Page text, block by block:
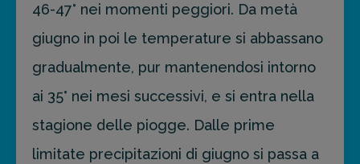
46-47° nei momenti peggiori. Da metà
giugno in poi le temperature si abbassano
gradualmente, pur mantenendosi intorno
ai 35° nei mesi successivi, e si entra nella
stagione delle piogge. Dalle prime
limitate precipitazioni di giugno si passa a